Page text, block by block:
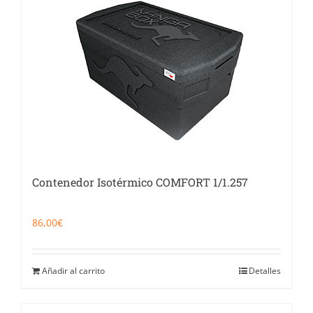
Food Service y Vending
Contenedor Isotérmico COMFORT 1/1.257
86,00€
Añadir al carrito Detalles